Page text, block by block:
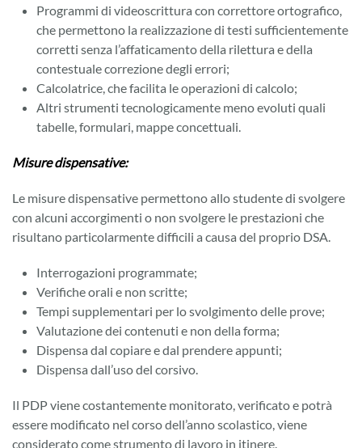
Programmi di videoscrittura con correttore ortografico,
che permettono la realizzazione di testi sufficientemente
corretti senza l’affaticamento della rilettura e della
contestuale correzione degli errori;
Calcolatrice, che facilita le operazioni di calcolo;
Altri strumenti tecnologicamente meno evoluti quali
tabelle, formulari, mappe concettuali.
Misure dispensative:
Le misure dispensative permettono allo studente di svolgere
con alcuni accorgimenti o non svolgere le prestazioni che
risultano particolarmente difficili a causa del proprio DSA.
Interrogazioni programmate;
Verifiche orali e non scritte;
Tempi supplementari per lo svolgimento delle prove;
Valutazione dei contenuti e non della forma;
Dispensa dal copiare e dal prendere appunti;
Dispensa dall’uso del corsivo.
Il PDP viene costantemente monitorato, verificato e potrà
essere modificato nel corso dell’anno scolastico, viene
considerato come strumento di lavoro in itinere.